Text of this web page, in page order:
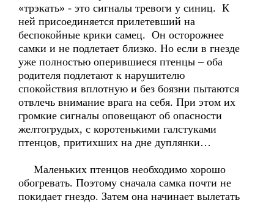
«трэкать» - это сигналы тревоги у синиц. К
ней присоединяется прилетевший на
беспокойные крики самец. Он осторожнее
самки и не подлетает близко. Но если в гнезде
уже полностью оперившиеся птенцы – оба
родителя подлетают к нарушителю
спокойствия вплотную и без боязни пытаются
отвлечь внимание врага на себя. При этом их
громкие сигналы оповещают об опасности
желтогрудых, с коротенькими галстуками
птенцов, притихших на дне дуплянки…
Маленьких птенцов необходимо хорошо
обогревать. Поэтому сначала самка почти не
покидает гнездо. Затем она начинает вылетать